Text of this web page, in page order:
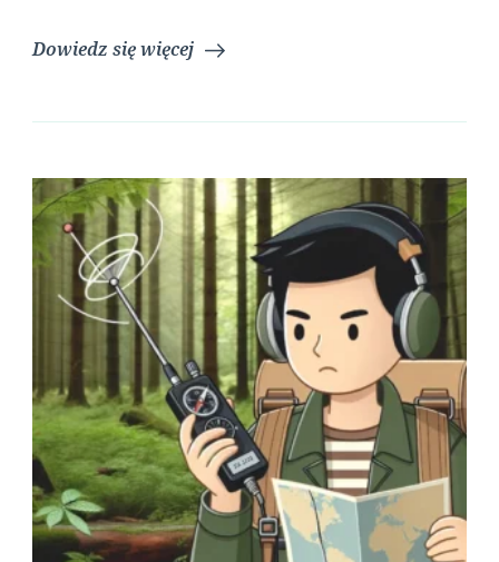
Dowiedz się więcej